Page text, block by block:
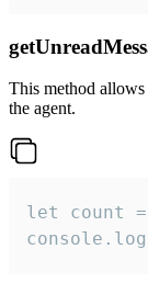
This method allows
the agent.
let count =